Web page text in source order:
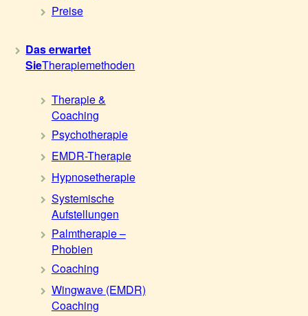
Preise
Das erwartet
SieTherapiemethoden
Therapie &
Coaching
Psychotherapie
EMDR-Therapie
Hypnosetherapie
Systemische
Aufstellungen
Palmtherapie –
Phobien
Coaching
Wingwave (EMDR)
Coaching